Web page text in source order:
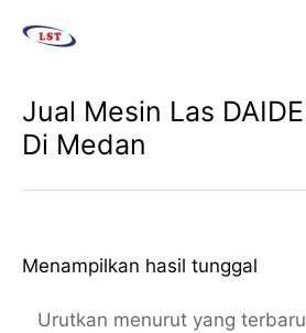
Jual Mesin Las
Di Medan
Menampilkan hasil tunggal